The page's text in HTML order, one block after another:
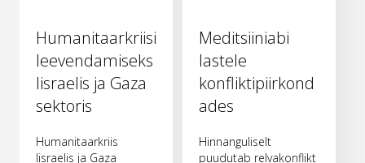
Humanitaarkriisi
leevendamiseks
Iisraelis ja Gaza
sektoris
Humanitaarkriis
Iisraelis ja Gaza
Meditsiiniabi
lastele
konfliktipiirkond
ades
Hinnanguliselt
puudutab relvakonflikt